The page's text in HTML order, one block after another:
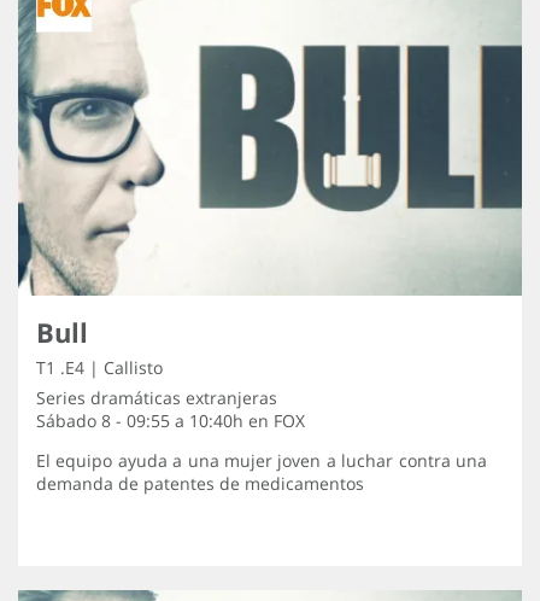
Bull
T1 .E4 | Callisto
Series dramáticas extranjeras
Sábado 8 - 09:55 a 10:40h en FOX
El equipo ayuda a una mujer joven a luchar contra una
demanda de patentes de medicamentos